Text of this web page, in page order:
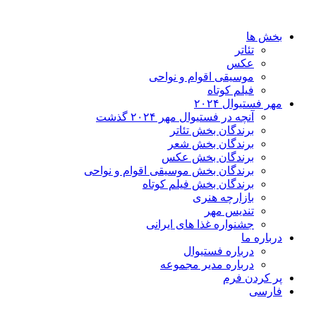
بخش ها
تئاتر
عکس
موسیقی اقوام و نواحی
فیلم کوتاه
مهر فستیوال ۲۰۲۴
آنچه در فستیوال مهر ۲۰۲۴ گذشت
برندگان بخش تئاتر
برندگان بخش شعر
برندگان بخش عکس
برندگان بخش موسیقی اقوام و نواحی
برندگان بخش فیلم کوتاه
بازارچه هنری
تندیس مهر
جشنواره غذا های ایرانی
درباره ما
درباره فستیوال
درباره مدیر مجموعه
پر کردن فرم
فارسی